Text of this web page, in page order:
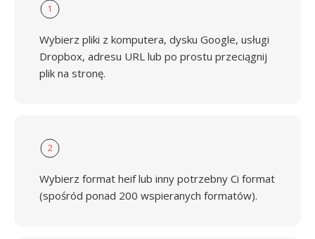
1
Wybierz pliki z komputera, dysku Google, usługi
Dropbox, adresu URL lub po prostu przeciągnij
plik na stronę.
2
Wybierz format heif lub inny potrzebny Ci format
(spośród ponad 200 wspieranych formatów).